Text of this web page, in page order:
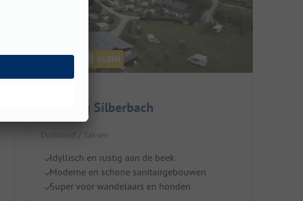
Camping Silberbach
Duitsland / Saksen
Idyllisch en rustig aan de beek
Moderne en schone sanitairgebouwen
Super voor wandelaars en honden